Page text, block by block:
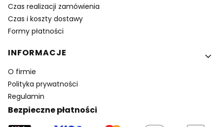
Czas realizacji zamówienia
Czas i koszty dostawy
Formy płatności
INFORMACJE
O firmie
Polityka prywatności
Regulamin
Bezpieczne płatności